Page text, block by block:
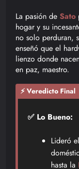
La pasión de Sato
hogar y su
no solo perduran,
enseñó que el
lienzo donde
en paz, maestro.
⚡ Veredicto Final
✅ Lo Bueno:
Lideró
hasta la